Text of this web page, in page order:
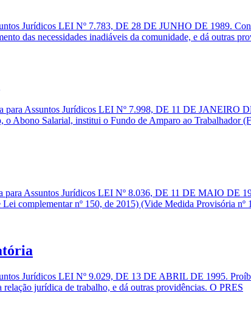
Jurídicos LEI Nº 7.783, DE 28 DE JUNHO DE 1989.
das necessidades inadiáveis da comunidade, e dá outras
Assuntos Jurídicos LEI Nº 7.998, DE 11 DE JANEIRO
o Abono Salarial, institui o Fundo de Amparo ao Trabalhador
Assuntos Jurídicos LEI Nº 8.036, DE 11 DE MAIO DE
complementar nº 150, de 2015) (Vide Medida Provisória nº
Jurídicos LEI Nº 9.029, DE 13 DE ABRIL DE 1995.
jurídica de trabalho, e dá outras providências. O PRES